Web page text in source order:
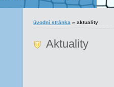
úvodní stránka » aktuality
Aktuality